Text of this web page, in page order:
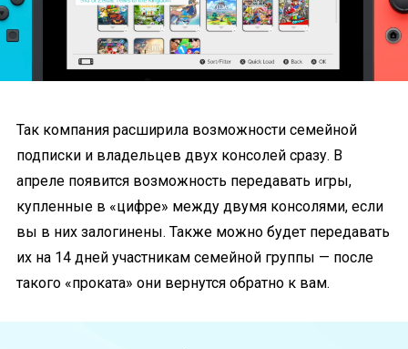
Так компания расширила возможности семейной
подписки и владельцев двух консолей сразу. В
апреле появится возможность передавать игры,
купленные в «цифре» между двумя консолями, если
вы в них залогинены. Также можно будет передавать
их на 14 дней участникам семейной группы — после
такого «проката» они вернутся обратно к вам.